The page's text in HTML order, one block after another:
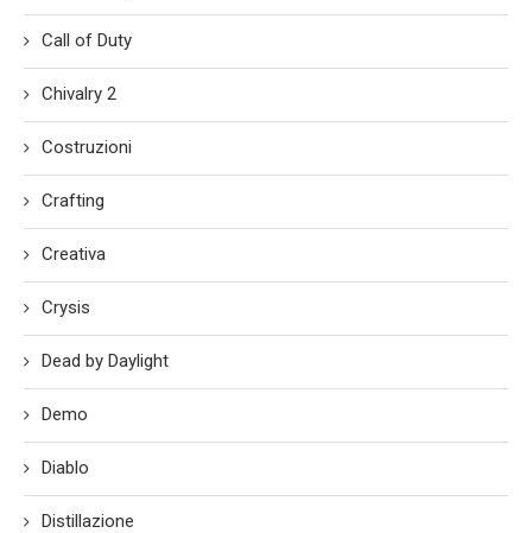
Call of Duty
Chivalry 2
Costruzioni
Crafting
Creativa
Crysis
Dead by Daylight
Demo
Diablo
Distillazione